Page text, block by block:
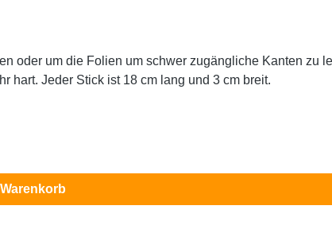
ist hart und schwarz ist sehr hart. Jeder Stick ist 18 cm lang und 3 cm breit.